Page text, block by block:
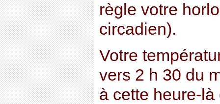
règle votre
circadien).
Votre
vers 2 h 30 du
à cette heure-